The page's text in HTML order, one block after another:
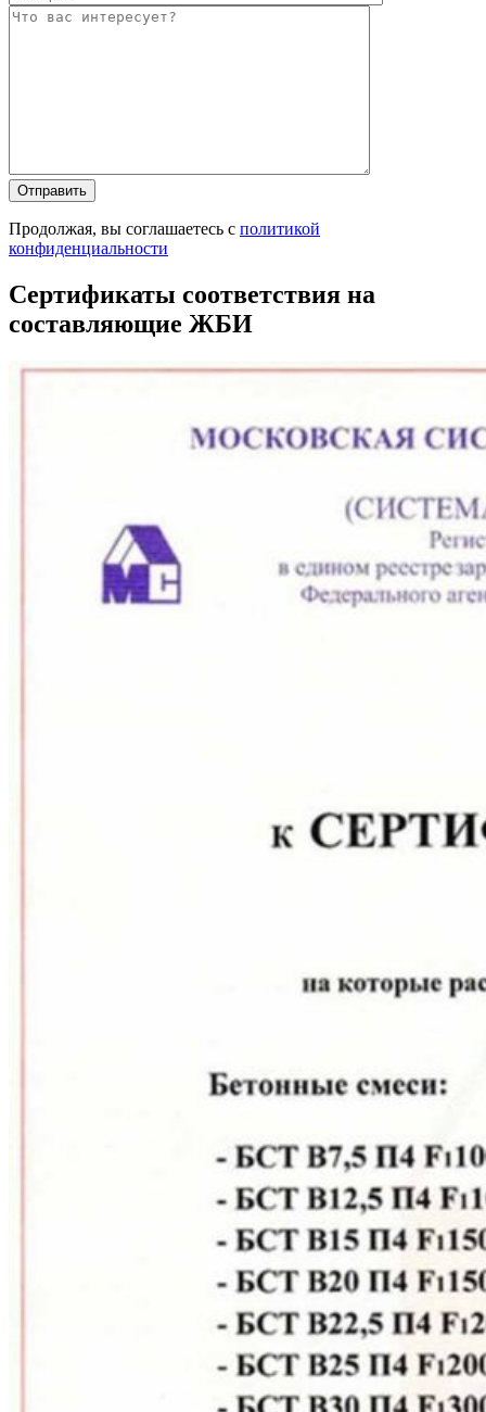
Продолжая, вы соглашаетесь с политикой
конфиденциальности
Сертификаты соответствия на
составляющие ЖБИ